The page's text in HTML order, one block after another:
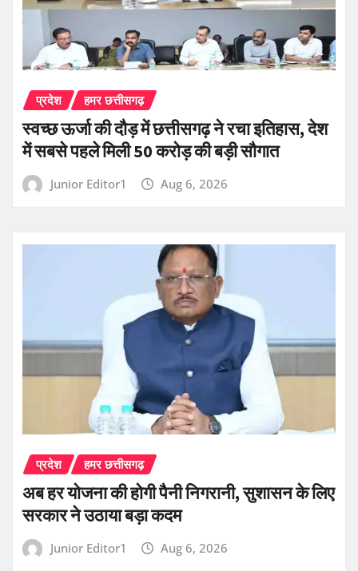
प्रदेश हमर छत्तीसगढ़
स्वच्छ ऊर्जा की दौड़ में छत्तीसगढ़ ने रचा इतिहास, देश
में सबसे पहले मिली 50 करोड़ की बड़ी सौगात
Junior Editor1 Aug 6, 2026
प्रदेश हमर छत्तीसगढ़
अब हर योजना की होगी पैनी निगरानी, सुशासन के लिए
सरकार ने उठाया बड़ा कदम
Junior Editor1 Aug 6, 2026